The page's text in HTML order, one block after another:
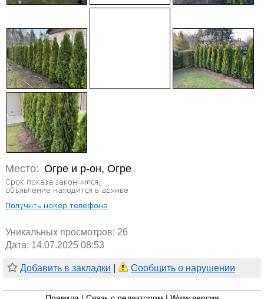
Место: Огре и р-он, Огре
Уникальных просмотров: 26
Дата: 14.07.2025 08:53
Добавить в закладки Сообщить о нарушении